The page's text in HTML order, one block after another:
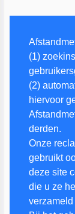
(1)
(2)
hiervoor
derden.
Onze
gebruikt
deze site
die u ze